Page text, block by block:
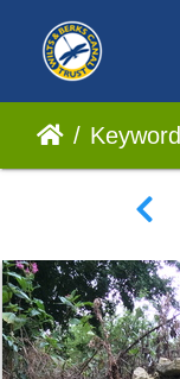
Keyword